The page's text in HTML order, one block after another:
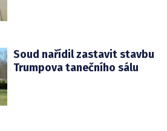
Soud nařídil zastavit stavbu
Trumpova tanečního sálu